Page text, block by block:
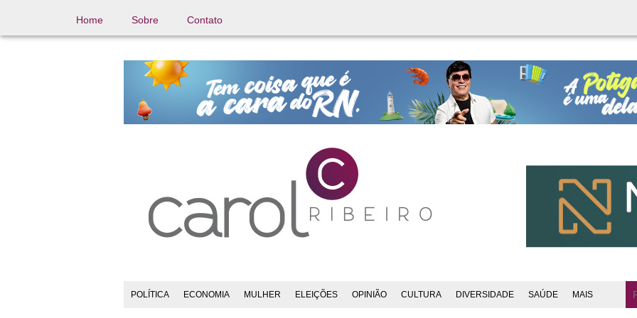
Home Sobre Contato
POLÍTICA ECONOMIA MULHER ELEIÇÕES OPINIÃO CULTURA DIVERSIDADE SAÚDE MAIS